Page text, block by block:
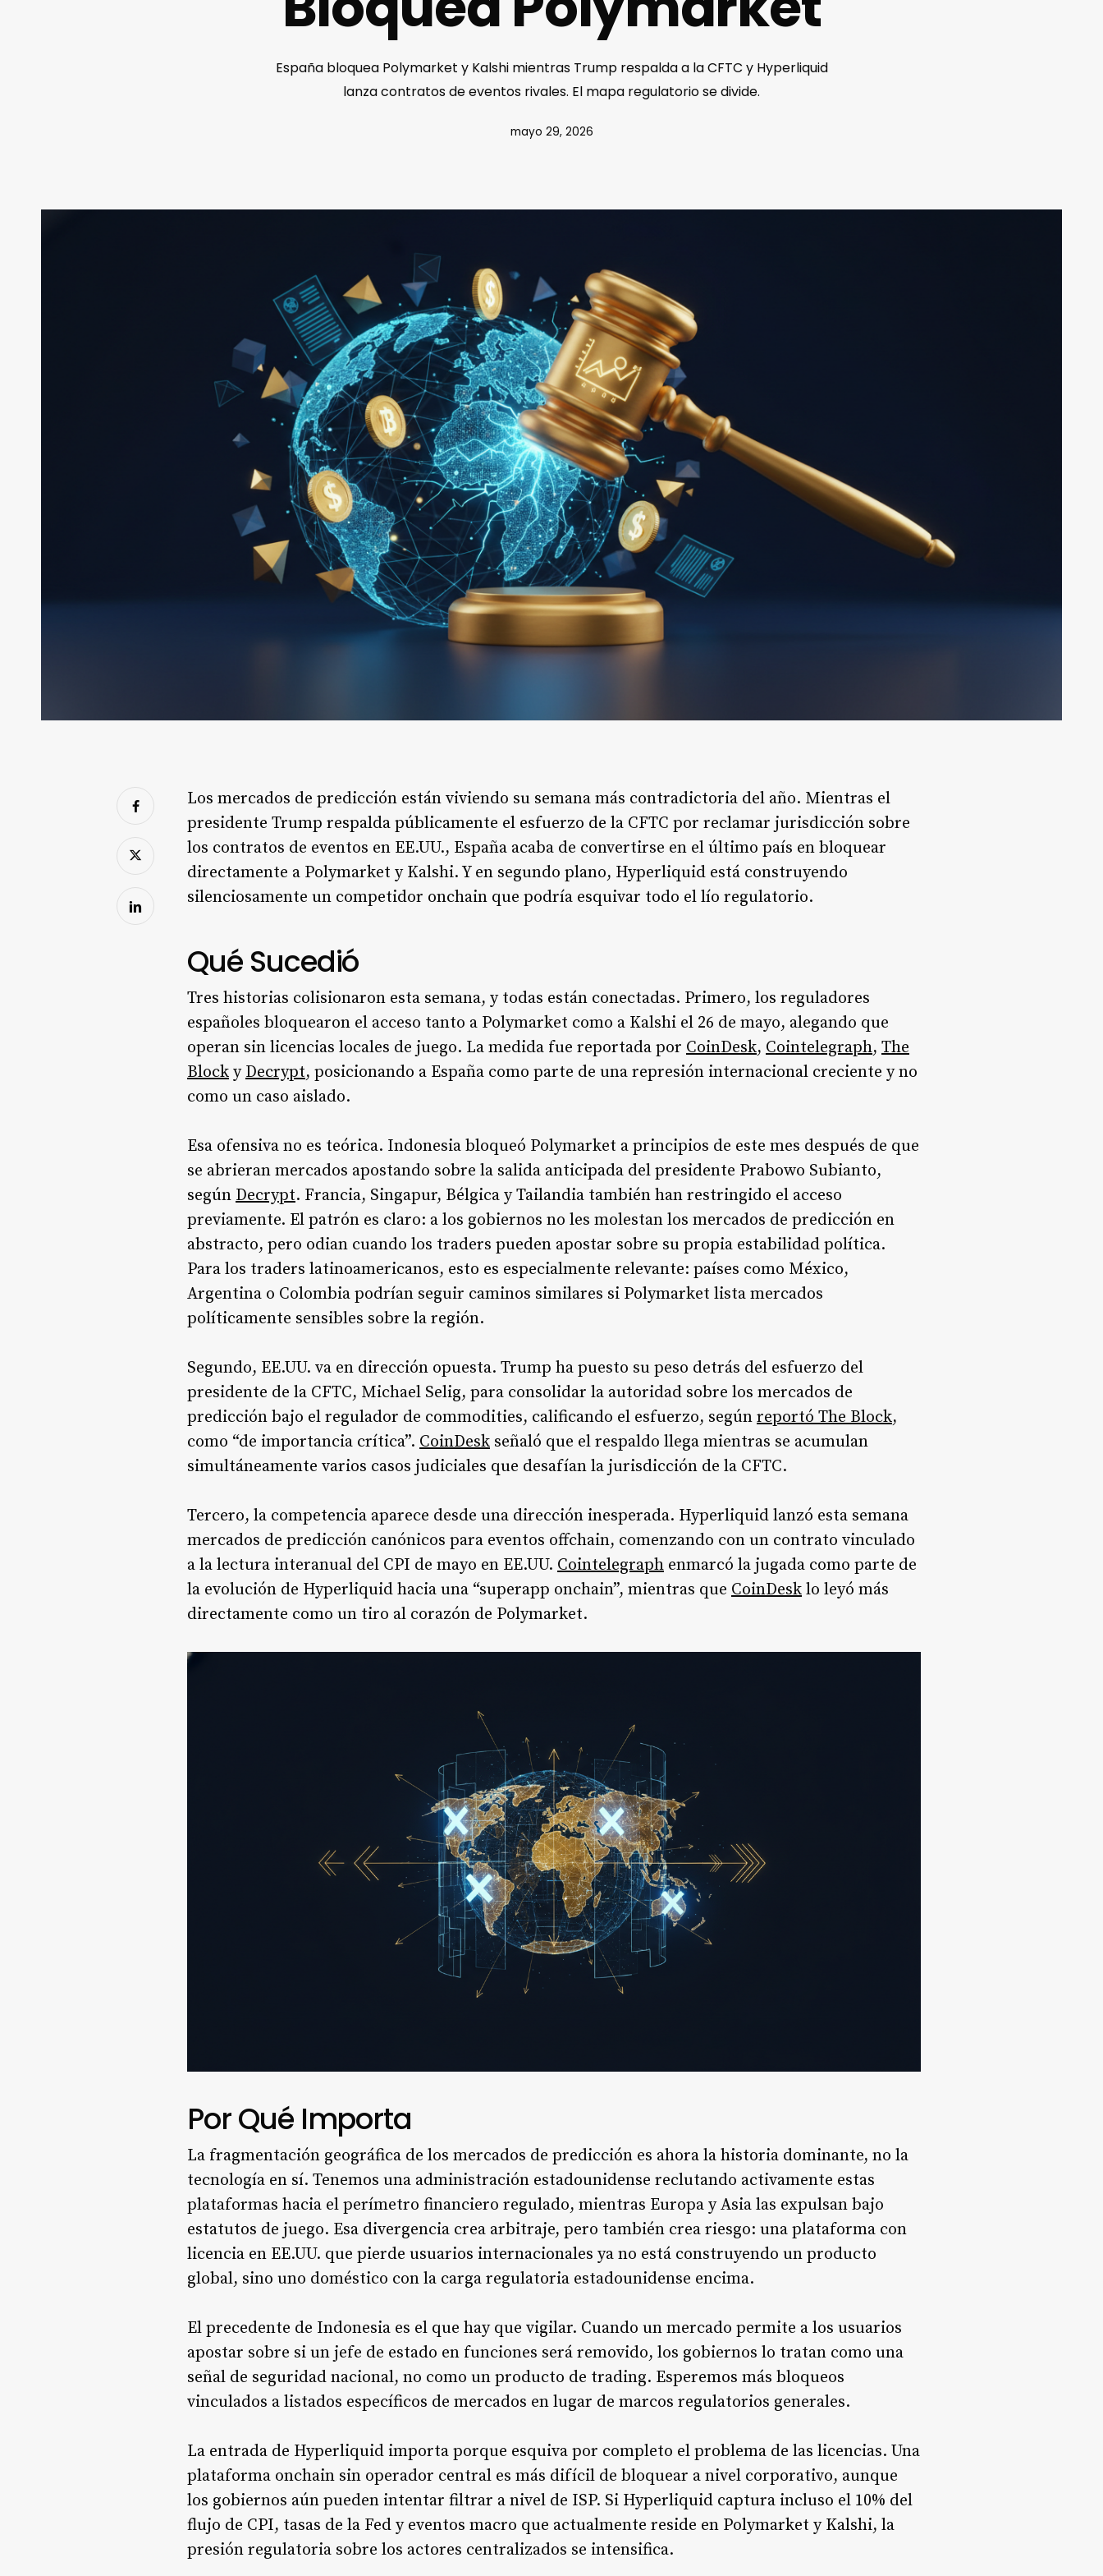
España bloquea Polymarket y Kalshi mientras Trump respalda a la CFTC y Hyperliquid
lanza contratos de eventos rivales. El mapa regulatorio se divide.
mayo 29, 2026
Los mercados de predicción están viviendo su semana más contradictoria del año. Mientras el
presidente Trump respalda públicamente el esfuerzo de la CFTC por reclamar jurisdicción sobre
los contratos de eventos en EE.UU., España acaba de convertirse en el último país en bloquear
directamente a Polymarket y Kalshi. Y en segundo plano, Hyperliquid está construyendo
silenciosamente un competidor onchain que podría esquivar todo el lío regulatorio.
Qué Sucedió
Tres historias colisionaron esta semana, y todas están conectadas. Primero, los reguladores
españoles bloquearon el acceso tanto a Polymarket como a Kalshi el 26 de mayo, alegando que
operan sin licencias locales de juego. La medida fue reportada por CoinDesk, Cointelegraph, The
Block y Decrypt, posicionando a España como parte de una represión internacional creciente y no
como un caso aislado.
Esa ofensiva no es teórica. Indonesia bloqueó Polymarket a principios de este mes después de que
se abrieran mercados apostando sobre la salida anticipada del presidente Prabowo Subianto,
según Decrypt. Francia, Singapur, Bélgica y Tailandia también han restringido el acceso
previamente. El patrón es claro: a los gobiernos no les molestan los mercados de predicción en
abstracto, pero odian cuando los traders pueden apostar sobre su propia estabilidad política.
Para los traders latinoamericanos, esto es especialmente relevante: países como México,
Argentina o Colombia podrían seguir caminos similares si Polymarket lista mercados
políticamente sensibles sobre la región.
Segundo, EE.UU. va en dirección opuesta. Trump ha puesto su peso detrás del esfuerzo del
presidente de la CFTC, Michael Selig, para consolidar la autoridad sobre los mercados de
predicción bajo el regulador de commodities, calificando el esfuerzo, según reportó The Block,
como “de importancia crítica”. CoinDesk señaló que el respaldo llega mientras se acumulan
simultáneamente varios casos judiciales que desafían la jurisdicción de la CFTC.
Tercero, la competencia aparece desde una dirección inesperada. Hyperliquid lanzó esta semana
mercados de predicción canónicos para eventos offchain, comenzando con un contrato vinculado
a la lectura interanual del CPI de mayo en EE.UU. Cointelegraph enmarcó la jugada como parte de
la evolución de Hyperliquid hacia una “superapp onchain”, mientras que CoinDesk lo leyó más
directamente como un tiro al corazón de Polymarket.
Por Qué Importa
La fragmentación geográfica de los mercados de predicción es ahora la historia dominante, no la
tecnología en sí. Tenemos una administración estadounidense reclutando activamente estas
plataformas hacia el perímetro financiero regulado, mientras Europa y Asia las expulsan bajo
estatutos de juego. Esa divergencia crea arbitraje, pero también crea riesgo: una plataforma con
licencia en EE.UU. que pierde usuarios internacionales ya no está construyendo un producto
global, sino uno doméstico con la carga regulatoria estadounidense encima.
El precedente de Indonesia es el que hay que vigilar. Cuando un mercado permite a los usuarios
apostar sobre si un jefe de estado en funciones será removido, los gobiernos lo tratan como una
señal de seguridad nacional, no como un producto de trading. Esperemos más bloqueos
vinculados a listados específicos de mercados en lugar de marcos regulatorios generales.
La entrada de Hyperliquid importa porque esquiva por completo el problema de las licencias. Una
plataforma onchain sin operador central es más difícil de bloquear a nivel corporativo, aunque
los gobiernos aún pueden intentar filtrar a nivel de ISP. Si Hyperliquid captura incluso el 10% del
flujo de CPI, tasas de la Fed y eventos macro que actualmente reside en Polymarket y Kalshi, la
presión regulatoria sobre los actores centralizados se intensifica.